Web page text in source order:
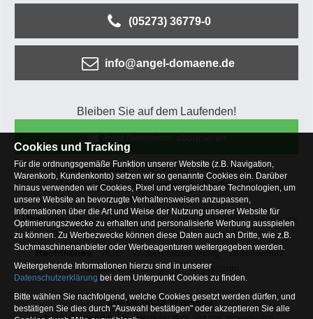
(05273) 36779-0
info@angel-domaene.de
Bleiben Sie auf dem Laufenden!
Kundenservice Mein Konto
Versandkosten
Zahlungsarten
Rücksendung
Kaufberatung
Häufige Fragen
Über uns
Unternehmen Blog Jobs & Praktika
Facebook
Osterfeldsee
Archiv Sitemap
Kontaktformular
Rechtliches
AGB Widerrufsbelehrung
Datenschutz
Altbatterie-Entsorgung
Impressum
Zur Desktop Webseite
* = Alle Preisangaben inkl. gesetzlicher MwSt. und zzgl.
Cookies und Tracking
Für die ordnungsgemäße Funktion unserer Website (z.B. Navigation,
Warenkorb, Kundenkonto) setzen wir so genannte Cookies ein. Darüber
hinaus verwenden wir Cookies, Pixel und vergleichbare Technologien, um
unsere Website an bevorzugte Verhaltensweisen anzupassen,
Informationen über die Art und Weise der Nutzung unserer Website für
Optimierungszwecke zu erhalten und personalisierte Werbung ausspielen
zu können. Zu Werbezwecke können diese Daten auch an Dritte, wie z.B.
Suchmaschinenanbieter oder Werbeagenturen weitergegeben werden.
Weitergehende Informationen hierzu sind in unserer
Datenschutzerklärung bei dem Unterpunkt Cookies zu finden.
Bitte wählen Sie nachfolgend, welche Cookies gesetzt werden dürfen, und
bestätigen Sie dies durch "Auswahl bestätigen" oder akzeptieren Sie alle